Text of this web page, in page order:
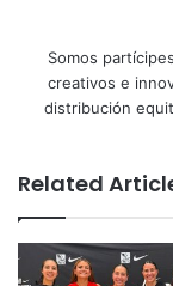
Somos
creativos e
distribución
Related